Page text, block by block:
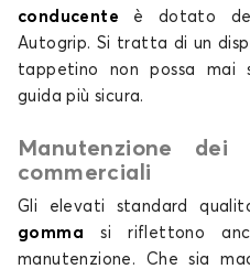
conducente è dotato
Autogrip. Si tratta di un
tappetino non possa mai
guida più sicura.
Manutenzione
commerciali
Gli elevati standard
gomma si riflettono
manutenzione. Che sia